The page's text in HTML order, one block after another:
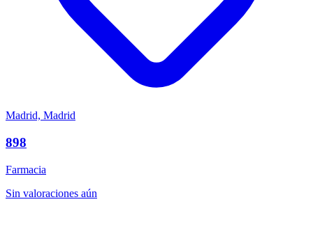
Madrid, Madrid
898
Farmacia
Sin valoraciones aún